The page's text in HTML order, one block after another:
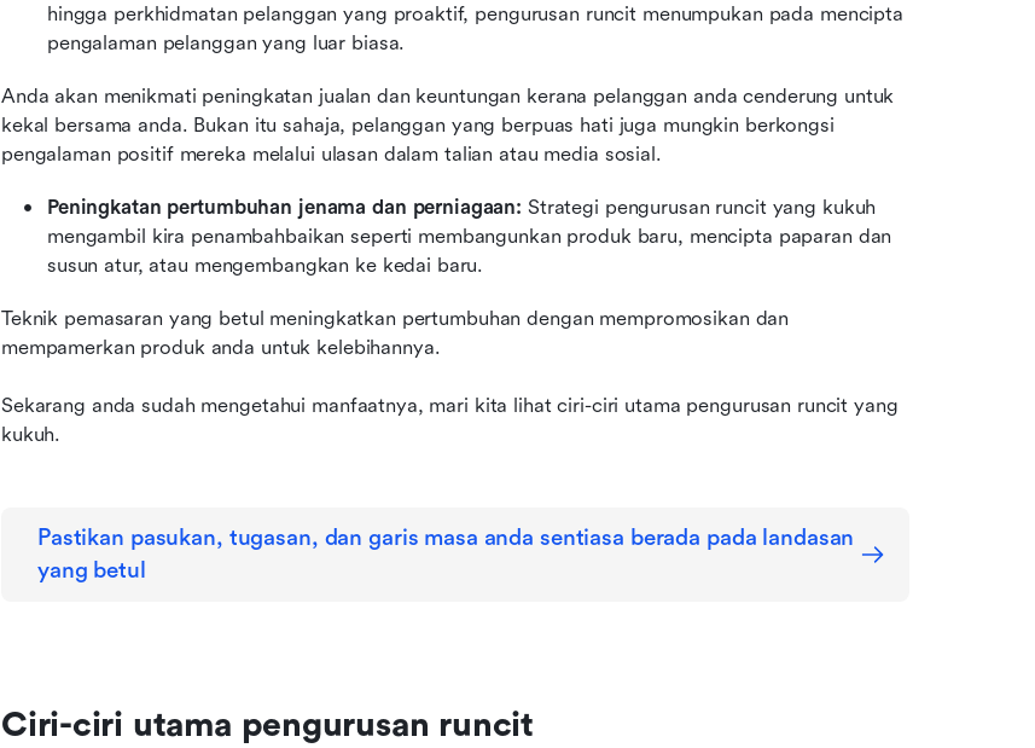
hingga perkhidmatan pelanggan yang proaktif, pengurusan runcit menumpukan pada mencipta
pengalaman pelanggan yang luar biasa.
Anda akan menikmati peningkatan jualan dan keuntungan kerana pelanggan anda cenderung untuk
kekal bersama anda. Bukan itu sahaja, pelanggan yang berpuas hati juga mungkin berkongsi
pengalaman positif mereka melalui ulasan dalam talian atau media sosial.
Peningkatan pertumbuhan jenama dan perniagaan: Strategi pengurusan runcit yang kukuh
mengambil kira penambahbaikan seperti membangunkan produk baru, mencipta paparan dan
susun atur, atau mengembangkan ke kedai baru.
Teknik pemasaran yang betul meningkatkan pertumbuhan dengan mempromosikan dan
mempamerkan produk anda untuk kelebihannya.
Sekarang anda sudah mengetahui manfaatnya, mari kita lihat ciri-ciri utama pengurusan runcit yang
kukuh.
Pastikan pasukan, tugasan, dan garis masa anda sentiasa berada pada landasan
yang betul
Ciri-ciri utama pengurusan runcit